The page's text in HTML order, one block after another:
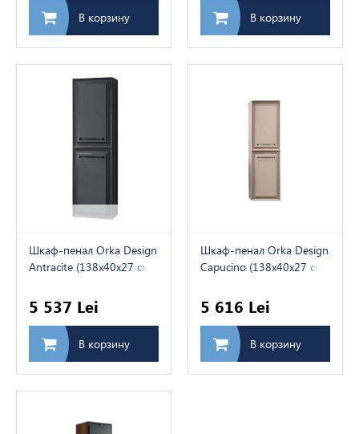
В корзину В корзину
Шкаф-пенал Orka Design
Antracite (138x40x27 см)
5 537 Lei
В корзину
Шкаф-пенал Orka Design
Capucino (138x40x27 см)
5 616 Lei
В корзину